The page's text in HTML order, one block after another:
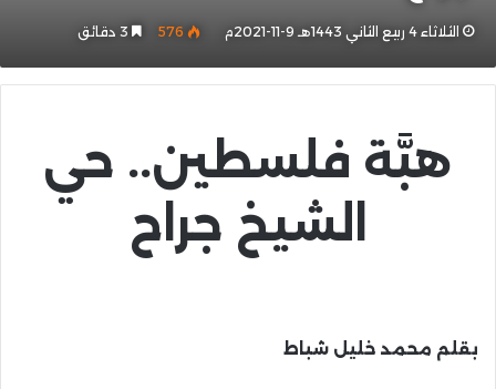
الثلاثاء 4 ربيع الثاني 1443هـ 9-11-2021م 576
هبَّة فلسطين.. حي
الشيخ جراح
بقلم محمد خليل شباط